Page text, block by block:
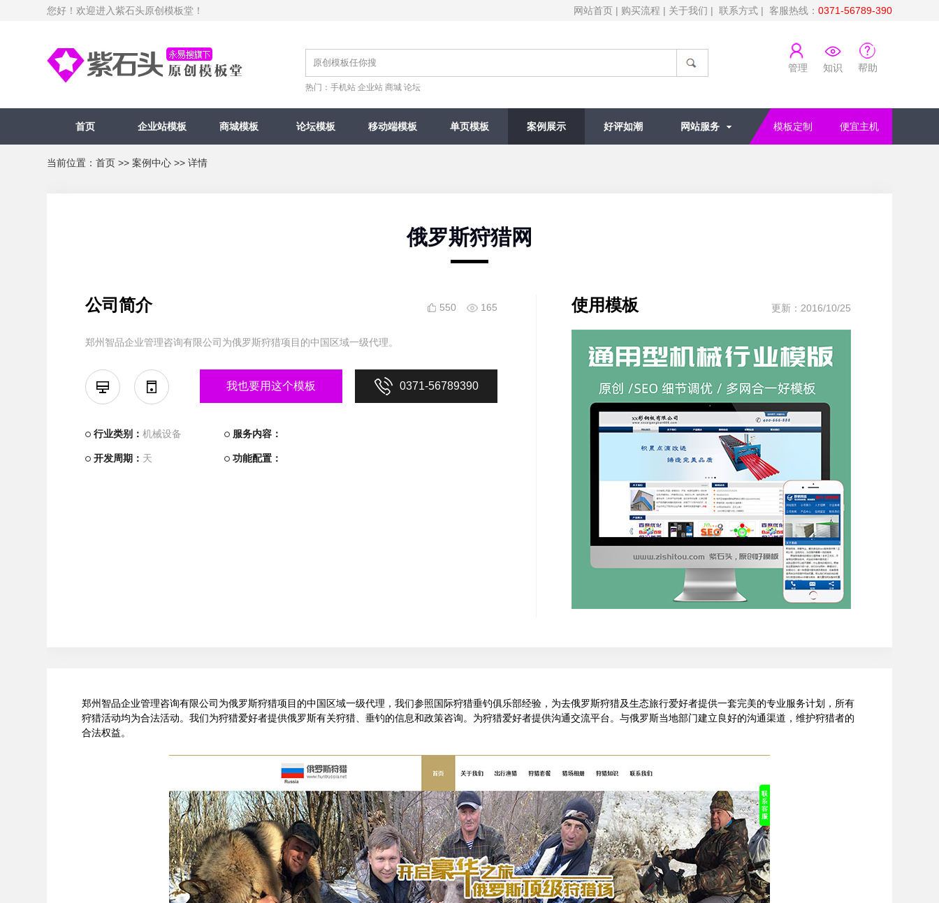
您好！欢迎进入紫石头原创模板堂！ 网站首页 | 购买流程 | 关于我们 | 联系方式 | 客服热线： 0371-56789-390
热门： 手机站 企业站 商城 论坛
管理 知识 帮助
首页 企业站模板 商城模板 论坛模板 移动端模板 单页模板 案例展示 好评如潮 网站服务 模板定制 便宜主机
当前位置： 首页 >> 案例中心 >> 详情
俄罗斯狩猎网
公司简介 550 165
郑州智品企业管理咨询有限公司为俄罗斯狩猎项目的中国区域一级代理。
我也要用这个模板 0371-56789390
行业类别： 机械设备 服务内容：
开发周期： 天 功能配置：
使用模板 更新：2016/10/25
郑州智品企业管理咨询有限公司为俄罗斯狩猎项目的中国区域一级代理，我们参照国际狩猎垂钓俱乐部经验，为去俄罗斯狩猎及生态旅行爱好者提供一套完美的专业服务计划，所有
狩猎活动均为合法活动。我们为狩猎爱好者提供俄罗斯有关狩猎、垂钓的信息和政策咨询。为狩猎爱好者提供沟通交流平台。与俄罗斯当地部门建立良好的沟通渠道，维护狩猎者的
合法权益。